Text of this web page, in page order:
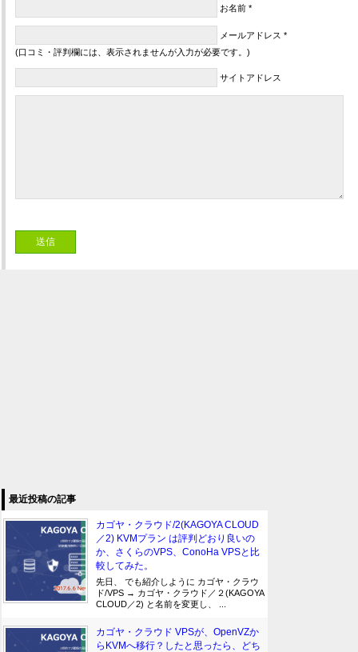
お名前 *
メールアドレス *
(口コミ・評判欄には、表示されませんが入力が必要です。)
サイトアドレス
最近投稿の記事
カゴヤ・クラウド/2(KAGOYA CLOUD
／2) KVMプラン は評判どおり良いの
か、さくらのVPS、ConoHa VPSと比
較してみた。
先日、 でも紹介しように カゴヤ・クラウ
ド/VPS → カゴヤ・クラウド／２(KAGOYA
CLOUD／2) と名前を変更し、 ...
カゴヤ・クラウド VPSが、OpenVZか
らKVMへ移行？したと思ったら、どち